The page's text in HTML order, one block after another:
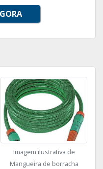
Imagem ilustrativa de
Mangueira de borracha